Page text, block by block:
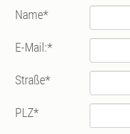
Name*
E-Mail:*
Straße*
PLZ*